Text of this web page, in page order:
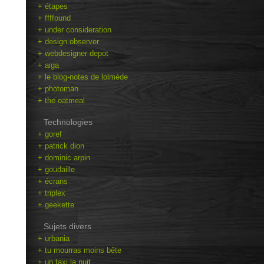
+ étapes
+ ffffound
+ under consideration
+ design observer
+ webdesigner depot
+ aiga
+ le blog-notes de lolmède
+ photoman
+ the oatmeal
Technologies
+ goref
+ patrick dion
+ dominic arpin
+ goudaille
+ écrans
+ triplex
+ geekette
Sujets divers
+ urbania
+ tu mourras moins bête
+ un taxi la nuit